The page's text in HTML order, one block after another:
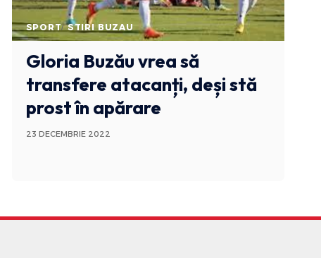
SPORT STIRI BUZAU
Gloria Buzău vrea să
transfere atacanți, deși stă
prost în apărare
23 DECEMBRIE 2022